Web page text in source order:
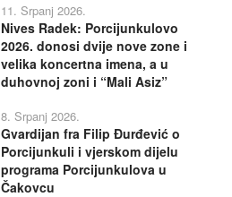
11. Srpanj 2026.
Nives Radek: Porcijunkulovo
2026. donosi dvije nove zone i
velika koncertna imena, a u
duhovnoj zoni i “Mali Asiz”
8. Srpanj 2026.
Gvardijan fra Filip Đurđević o
Porcijunkuli i vjerskom dijelu
programa Porcijunkulova u
Čakovcu